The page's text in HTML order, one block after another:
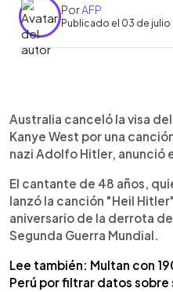
PorAFP
Publicado el 03 de julio
► Escuchar artículo
Australia canceló la visa
Kanye West por una
nazi Adolfo Hitler, anunció
El cantante de 48 años,
lanzó la canción "Heil
aniversario de la derrota
Segunda Guerra Mundial.
Lee también: Multan con
Perú por filtrar datos sobre